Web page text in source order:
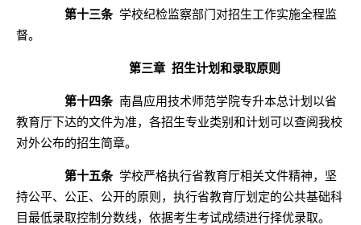
第十三条 学校纪检监察部门对招生工作实施全程监
督。
第三章 招生计划和录取原则
第十四条 南昌应用技术师范学院专升本总计划以省
教育厅下达的文件为准，各招生专业类别 和计划可以查阅我校
对外公布的招生简章。
第十五条 学校严格执行省教育厅相关文件精神，坚
持公平、公正、公开的原则，执行省教育厅划定的公共基础科
目最低录取控制分数线，依据考生考试成绩进行择优录取。